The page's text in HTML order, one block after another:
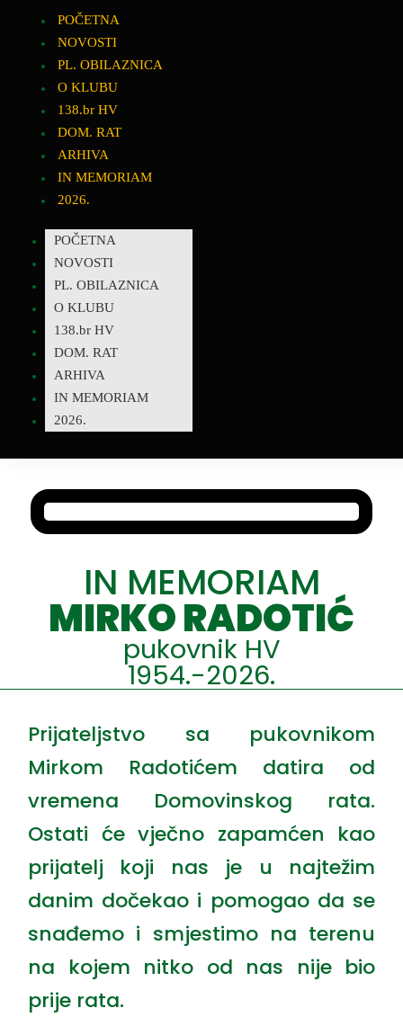
POČETNA
NOVOSTI
PL. OBILAZNICA
O KLUBU
138.br HV
DOM. RAT
ARHIVA
IN MEMORIAM
2026.
POČETNA
NOVOSTI
PL. OBILAZNICA
O KLUBU
138.br HV
DOM. RAT
ARHIVA
IN MEMORIAM
2026.
IN MEMORIAM
MIRKO RADOTIĆ
pukovnik HV
1954.-2026.
Prijateljstvo sa pukovnikom
Mirkom Radotićem datira od
vremena Domovinskog rata.
Ostati će vječno zapamćen kao
prijatelj koji nas je u najtežim
danim dočekao i pomogao da se
snađemo i smjestimo na terenu
na kojem nitko od nas nije bio
prije rata.